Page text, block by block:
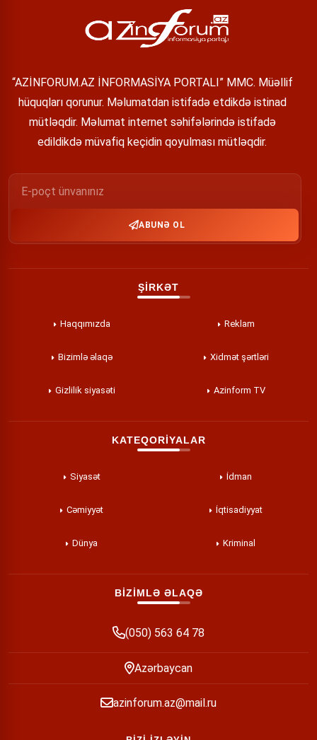
“AZİNFORUM.AZ İNFORMASİYA PORTALI” MMC. Müəllif
hüquqları qorunur. Məlumatdan istifadə etdikdə istinad
mütləqdir. Məlumat internet səhifələrində istifadə
edildikdə müvafiq keçidin qoyulması mütləqdir.
ABUNƏ OL
ŞİRKƏT
Haqqımızda Reklam
Bizimlə əlaqə Xidmət şərtləri
Gizlilik siyasəti Azinform TV
KATEQORİYALAR
Siyasət İdman
Cəmiyyət İqtisadiyyat
Dünya Kriminal
BİZİMLƏ ƏLAQƏ
(050) 563 64 78
Azərbaycan
azinforum.az@mail.ru